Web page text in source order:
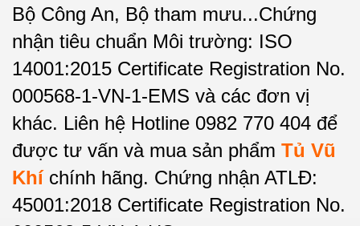
Bộ Công An, Bộ tham mưu...Chứng
nhận tiêu chuẩn Môi trường: ISO
14001:2015 Certificate Registration No.
000568-1-VN-1-EMS và các đơn vị
khác. Liên hệ Hotline 0982 770 404 để
được tư vấn và mua sản phẩm Tủ Vũ
Khí chính hãng. Chứng nhận ATLĐ:
45001:2018 Certificate Registration No.